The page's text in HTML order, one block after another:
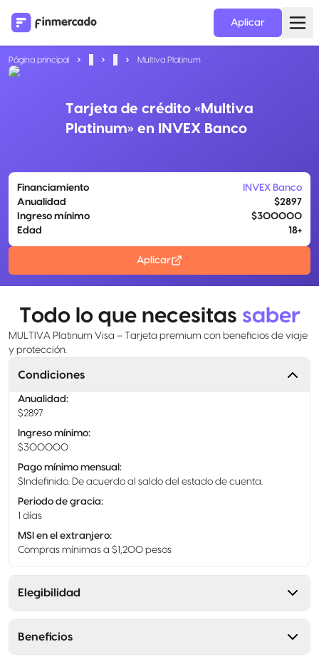
Aplicar
Página principal Multiva Platinum
Tarjeta de crédito «Multiva
Platinum» en INVEX Banco
Financiamiento
INVEX Banco
Anualidad
$2897
Ingreso mínimo
$300000
Edad
18+
Aplicar
Todo lo que necesitas saber
MULTIVA Platinum Visa – Tarjeta premium con beneficios de viaje
y protección.
Condiciones
Anualidad:
$2897
Ingreso mínimo:
$300000
Pago mínimo mensual :
$Indefinido. De acuerdo al saldo del estado de cuenta.
Periodo de gracia:
1 días
MSI en el extranjero:
Compras mínimas a $1,200 pesos
Elegibilidad
Beneficios